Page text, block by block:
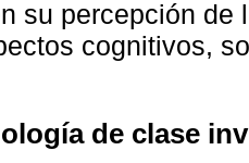
su percepción de
cognitivos,
de clase